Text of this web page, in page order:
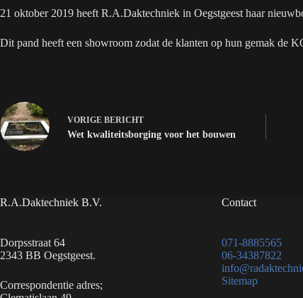
21 oktober 2019 heeft R.A.Daktechniek in Oegstgeest haar
Dit pand heeft een showroom zodat de klanten op hun gemak de
VORIGE BERICHT
Wet kwaliteitsborging voor het bouwen
R.A.Daktechniek B.V.
Dorpsstraat 64
2343 BB Oegstgeest.
Correspondentie adres;
Contact
071-8885565
06-34387822
Sitemap